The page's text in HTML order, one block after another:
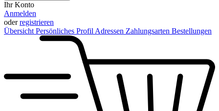
Ihr Konto
Anmelden
oderregistrieren
Übersicht Persönliches Profil Adressen Zahlungsarten Bestellungen